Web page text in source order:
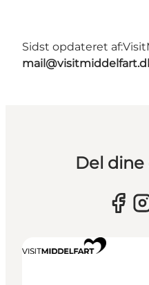
Sidst opdateret af:
Del